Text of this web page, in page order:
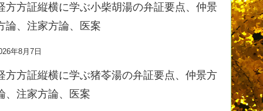
方方証縦横に学ぶ小柴胡湯の弁証要点、仲景
論、注家方論、医案
年8月7日
方方証縦横に学ぶ猪苓湯の弁証要点、仲景方
、注家方論、医案